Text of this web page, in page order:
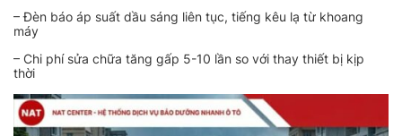
– Đèn báo áp suất dầu sáng liên tục, tiếng kêu lạ từ khoang
máy
– Chi phí sửa chữa tăng gấp 5-10 lần so với thay thiết bị kịp
thời